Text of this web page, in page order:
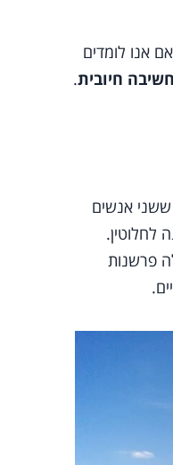
אנו לומדים
חשיבה חיובית.
ששני אנשים
לחלוטין.
פרשנות